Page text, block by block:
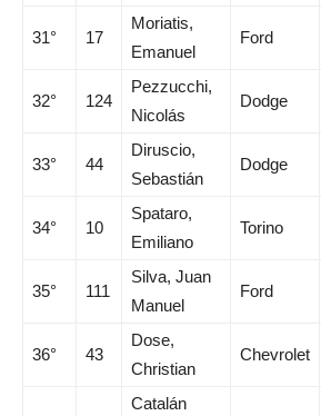
31° 17
Moriatis,
Emanuel
Ford
32° 124
Pezzucchi,
Nicolás
Dodge
33° 44
Diruscio,
Sebastián
Dodge
34° 10
Spataro,
Emiliano
Torino
35° 111
Silva, Juan
Manuel
Ford
36° 43
Dose,
Christian
Chevrolet
Catalán